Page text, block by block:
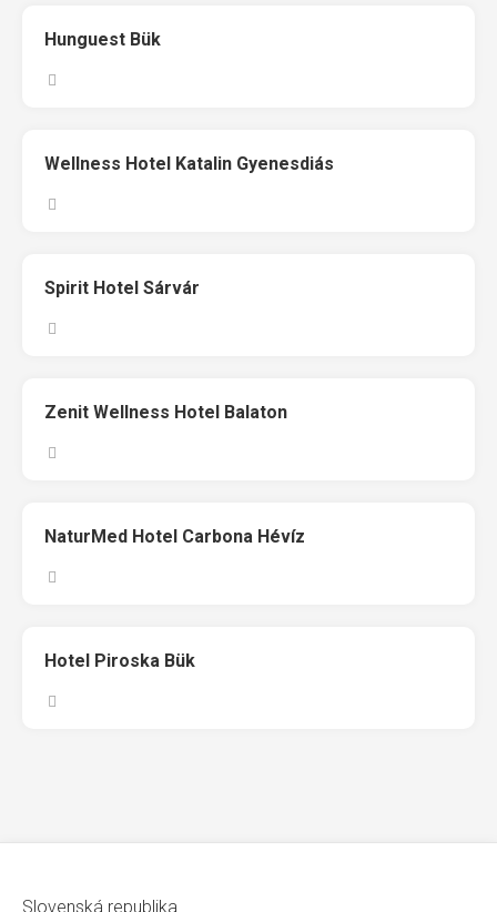
Hunguest Bük
Wellness Hotel Katalin Gyenesdiás
Spirit Hotel Sárvár
Zenit Wellness Hotel Balaton
NaturMed Hotel Carbona Hévíz
Hotel Piroska Bük
Slovenská republika